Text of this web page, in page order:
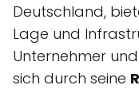
Deutschland,
Lage und
Unternehmer
sich durch seine